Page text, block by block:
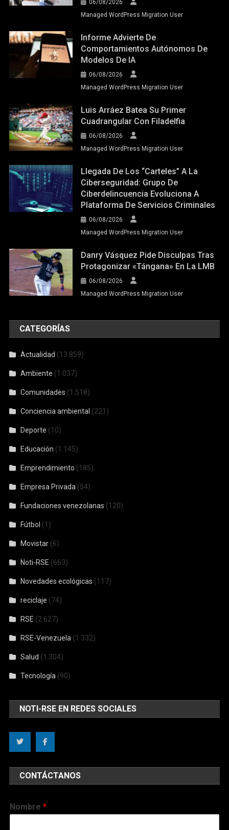
06/08/2026
Managed WordPress Migration User
Informe Advierte De
Comportamientos Autónomos De
Modelos De IA
06/08/2026
Managed WordPress Migration User
Luis Arráez Batea Su Primer
Cuadrangular Con Filadelfia
06/08/2026
Managed WordPress Migration User
Llegada De Los “carteles” A La
Ciberseguridad: Grupo De
Ciberdelincuencia Evoluciona A
Plataforma De Servicios Criminales
06/08/2026
Managed WordPress Migration User
Danry Vásquez Pide Disculpas Tras
Protagonizar «tángana» En La LMB
06/08/2026
Managed WordPress Migration User
CATEGORÍAS
Actualidad (13.859)
Ambiente (1.037)
Comunidades (1.518)
Conciencia ambiental (221)
Deporte (10)
Educación (1.145)
Emprendimiento (185)
Empresa Privada (54)
Fundaciones venezolanas (120)
Fútbol (1)
Movistar (6)
Noti-RSE (663)
Novedades ecológicas (117)
reciclaje (74)
RSE (2.627)
RSE-Venezuela (1.332)
Salud (1.304)
Tecnología (90)
NOTI-RSE EN REDES SOCIALES
CONTÁCTANOS
Nombre*